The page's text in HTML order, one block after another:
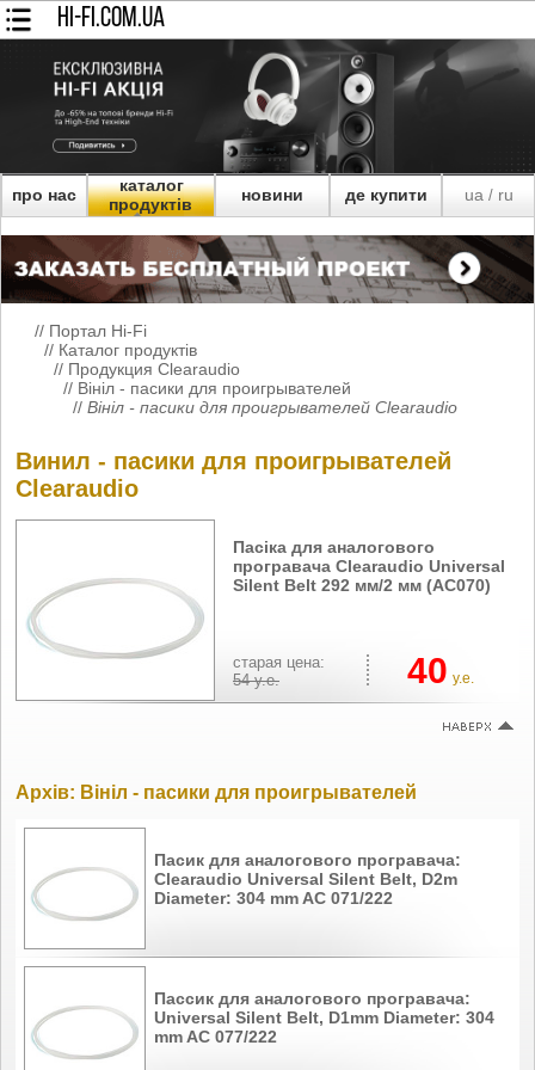
HI-FI.COM.UA
про нас
каталог
продуктів
новини де купити ua/ ru
// Портал Hi-Fi
// Каталог продуктів
// Продукция Clearaudio
// Вініл - пасики для проигрывателей
// Вініл - пасики для проигрывателей Clearaudio
Винил - пасики для проигрывателей
Clearaudio
Пасіка для аналогового
програвача Сlearaudio Universal
Silent Belt 292 мм/2 мм (AC070)
cтарая цена:
54 у.е. 40 у.е.
Архів: Вініл - пасики для проигрывателей
Пасик для аналогового програвача:
Сlearaudio Universal Silent Belt, D2m
Diameter: 304 mm AC 071/222
Пассик для аналогового програвача:
Universal Silent Belt, D1mm Diameter: 304
mm AC 077/222